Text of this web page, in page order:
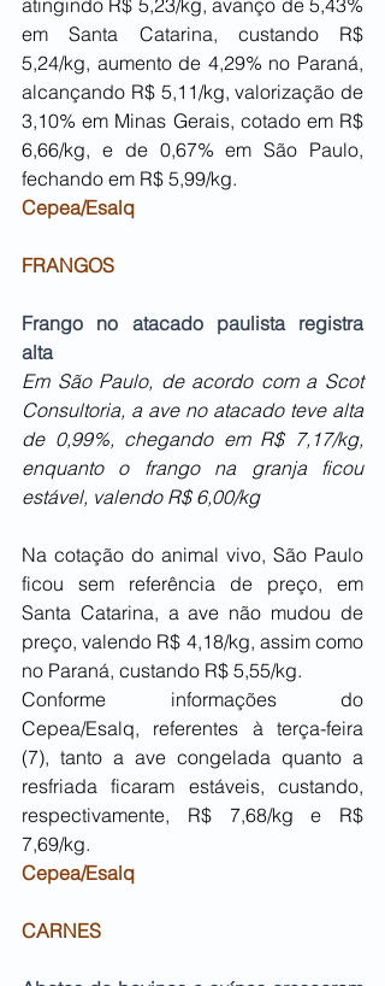
atingindo R$ 5,23/kg, avanço de 5,43%
em Santa Catarina, custando R$
5,24/kg, aumento de 4,29% no Paraná,
alcançando R$ 5,11/kg, valorização de
3,10% em Minas Gerais, cotado em R$
6,66/kg, e de 0,67% em São Paulo,
fechando em R$ 5,99/kg.
Cepea/Esalq
FRANGOS
Frango no atacado paulista registra
alta
Em São Paulo, de acordo com a Scot
Consultoria, a ave no atacado teve alta
de 0,99%, chegando em R$ 7,17/kg,
enquanto o frango na granja ficou
estável, valendo R$ 6,00/kg
Na cotação do animal vivo, São Paulo
ficou sem referência de preço, em
Santa Catarina, a ave não mudou de
preço, valendo R$ 4,18/kg, assim como
no Paraná, custando R$ 5,55/kg.
Conforme informações do
Cepea/Esalq, referentes à terça-feira
(7), tanto a ave congelada quanto a
resfriada ficaram estáveis, custando,
respectivamente, R$ 7,68/kg e R$
7,69/kg.
Cepea/Esalq
CARNES